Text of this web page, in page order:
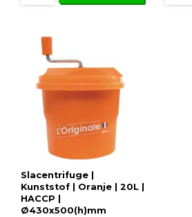
Slacentrifuge |
Kunststof | Oranje | 20L |
HACCP |
Ø430x500(h)mm